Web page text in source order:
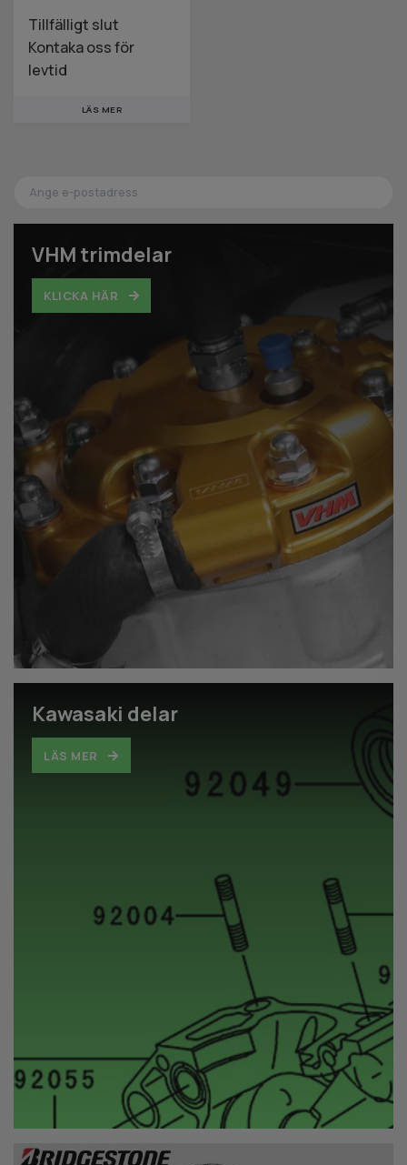
VHM trimdelar
KLICKA HÄR
Kawasaki delar
LÄS MER
Tillfälligt slut
Kontaka oss för
levtid
LÄS MER